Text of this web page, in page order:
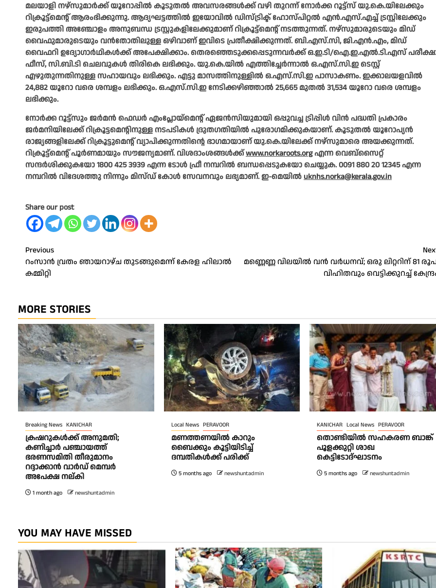
മലയാളി നഴ്സുമാർക്ക് യൂറോപ്പിൽ കൂടുതൽ അവസരങ്ങൾക്ക് വഴി തുറന്ന് നോർക്ക റൂട്ട്സ് യു.കെ.യിലേക്കും
റിക്രൂട്ട്മെന്റ് ആരംഭിക്കുന്നു. ആദ്യഘട്ടത്തിൽ ഇയോവിൽ ഡിസ്ട്രിക്ട് ഹോസ്പിറ്റൽ എൻ.എസ്.എച്ച് ട്രസ്റ്റിലേക്കും
ഇരുപത്തി അഞ്ചോളം അനുബന്ധ ട്രസ്റ്റുകളിലേക്കുമാണ് റിക്രൂട്ട്മെന്റ് നടത്തുന്നത്. നഴ്സുമാരുടെയും മിഡ്
വൈഫുമാരുടെയും വൻതോതിലുള്ള ഒഴിവാണ് ഇവിടെ പ്രതീക്ഷിക്കുന്നത്. ബി.എസ്.സി, ജി.എൻ.എം, മിഡ്
വൈഫറി ഉദ്യോഗാർഥികൾക്ക് അപേക്ഷിക്കാം. തെരഞ്ഞെടുക്കപ്പെടുന്നവർക്ക് ഒ.ഇ.ടി/ഐ.ഇ.എൽ.ടി.എസ്
ഫീസ്, സി.ബി.ടി ചെലവുകൾ തിരികെ ലഭിക്കും. യു.കെ.യിൽ എത്തിച്ചേർന്നാൽ ഒ.എസ്.സി.ഇ ടെസ്റ്റ്
എഴുതുന്നതിനുള്ള സഹായവും ലഭിക്കും. എട്ടു മാസത്തിനുള്ളിൽ ഒ.എസ്.സി.ഇ പാസാകണം. ഇക്കാലയളവിൽ
24,882 യൂറോ വരെ ശമ്പളം ലഭിക്കും. ഒ.എസ്.സി.ഇ നേടിക്കഴിഞ്ഞാൽ 25,665 മുതൽ 31,534 യൂറോ വരെ ശമ്പളം
ലഭിക്കും.
നോർക്ക റൂട്ട്സും ജർമൻ ഫെഡർ എംപ്ലോയ്മെന്റ് ഏജൻസിയുമായി ഒപ്പുവച്ച ട്രിപ്പിൾ വിൻ പദ്ധതി പ്രകാരം
ജർമനിയിലേക്ക് റിക്രൂട്ടമെന്റിനുള്ള നടപടികൾ ദ്രുതഗതിയിൽ പുരോഗമിക്കുകയാണ്. കൂടുതൽ യൂറോപ്യൻ
രാജ്യങ്ങളിലേക്ക് റിക്രൂട്ടുമെന്റ് വ്യാപിക്കുന്നതിന്റെ ഭാഗമായാണ് യു.കെ.യിലേക്ക് നഴ്സുമാരെ അയക്കുന്നത്.
റിക്രൂട്ട്മെന്റ് പൂർണമായും സൗജന്യമാണ്. വിശദാംശങ്ങൾക്ക്www.norkaroots.orgഎന്ന വെബ്‌സൈറ്റ്
സന്ദർശിക്കുകയോ 1800 425 3939 എന്ന ടോൾ ഫ്രീ നമ്പറിൽ ബന്ധപ്പെടുകയോ ചെയ്യുക. 0091 880 20 12345 എന്ന
നമ്പറിൽ വിദേശത്തു നിന്നും മിസ്ഡ് കോൾ സേവനവും ലഭ്യമാണ്. ഇ-മെയിൽuknhs.norka@kerala.gov.in
Share our post
Post
navigation
Previous
റംസാൻ വ്രതം ഞായറാഴ്‌ച തുടങ്ങുമെന്ന് കേരള ഹിലാൽ
കമ്മിറ്റി
മണ്ണെണ്ണ വിലയില്‍ വന്‍ വര്‍ധനവ്; ഒരു ലിറ്ററിന് 81
വിഹിതവും വെട്ടിക്കുറച്ച്
MORE STORIES
Breaking News KANICHAR
ക്രഷറുകൾക്ക് അനുമതി;
കണിച്ചാർ പഞ്ചായത്ത്
ഭരണസമിതി തീരുമാനം
റദ്ദാക്കാൻ വാർഡ് മെമ്പർ
അപേക്ഷ നല്കി
1 month ago newshuntadmin
Local News PERAVOOR
മണത്തണയിൽ കാറും
ബൈക്കും കൂട്ടിയിടിച്ച്
ദമ്പതികൾക്ക് പരിക്ക്
5 months ago newshuntadmin
KANICHAR Local News PERAVOOR
തൊണ്ടിയിൽ സഹകരണ ബാങ്ക്
പൂളക്കുറ്റി ശാഖ
കെട്ടിടോദ്ഘാടനം
5 months ago newshuntadmin
YOU MAY HAVE MISSED